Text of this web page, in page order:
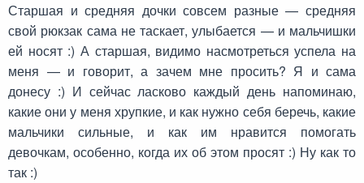
Старшая и средняя дочки совсем разные — средняя
свой рюкзак сама не таскает, улыбается — и мальчишки
ей носят :) А старшая, видимо насмотреться успела на
меня — и говорит, а зачем мне просить? Я и сама
донесу :) И сейчас ласково каждый день напоминаю,
какие они у меня хрупкие, и как нужно себя беречь, какие
мальчики сильные, и как им нравится помогать
девочкам, особенно, когда их об этом просят :) Ну как то
так :)